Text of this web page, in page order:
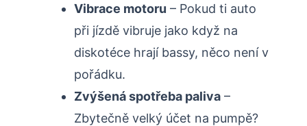
Vibrace motoru – Pokud ti auto
při jízdě vibruje jako když na
diskotéce hrají bassy, něco není v
pořádku.
Zvýšená spotřeba paliva –
Zbytečně velký účet na pumpě?